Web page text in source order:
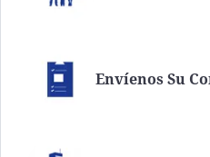
Envíenos Su